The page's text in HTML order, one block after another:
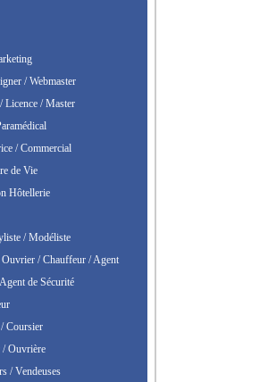
/ Webmaster
Licence / Master
/ Commercial
de Vie
Hôtellerie
/ Modéliste
Ouvrier / Chauffeur / Agent
de Sécurité
Coursier
/ Ouvrière
/ Vendeuses